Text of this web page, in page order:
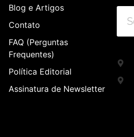
Blog e Artigos
Contato
FAQ (Perguntas
Frequentes)
Política Editorial
Assinatura de Newsletter